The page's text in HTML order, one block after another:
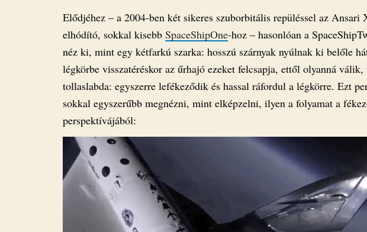
Elődjéhez – a 2004-ben két sikeres szuborbitális repüléssel az Ansari
elhódító, sokkal kisebb SpaceShipOne-hoz – hasonlóan a
néz ki, mint egy kétfarkú szarka: hosszú szárnyak nyúlnak ki belőle
légkörbe visszatéréskor az űrhajó ezeket felcsapja, ettől olyanná
tollaslabda: egyszerre lefékeződik és hassal ráfordul a légkörre. Ezt
sokkal egyszerűbb megnézni, mint elképzelni, ilyen a folyamat a
perspektívájából: